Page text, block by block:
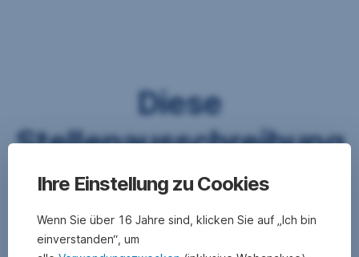
Diese
Stellenausschreibung
ist leider nicht mehr
verfügbar.
Ihre Einstellung zu Cookies
Wenn Sie über 16 Jahre sind, klicken Sie auf „Ich bin
einverstanden“, um